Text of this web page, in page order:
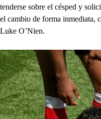
tenderse sobre el césped y
el cambio de forma inmediata,
Luke O’Nien.